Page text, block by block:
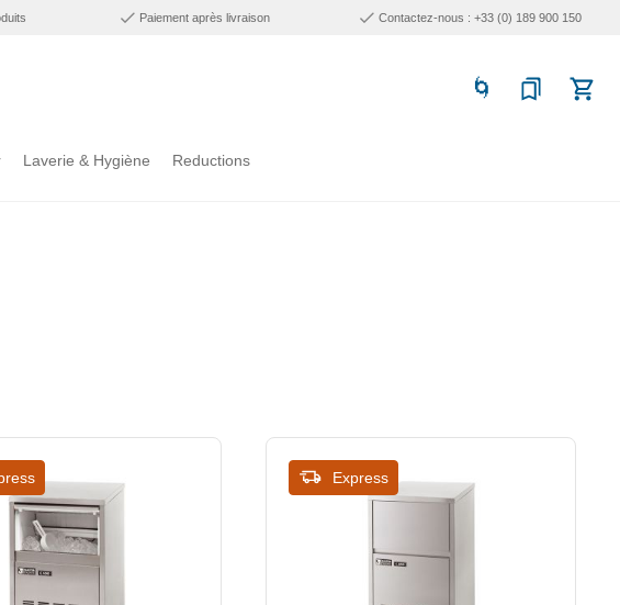
Paiement après livraison Contactez-nous : +33 (0) 189 900 150
Laverie & Hygiène Reductions
Express